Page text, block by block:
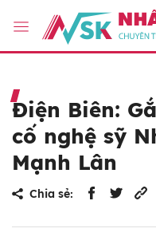
Điện Biên:
cố nghệ sỹ
Mạnh Lân
Chia sẻ: